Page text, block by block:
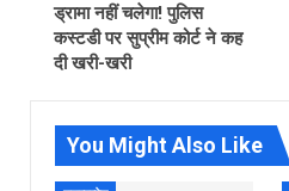
ड्रामा नहीं चलेगा! पुलिस
कस्टडी पर सुप्रीम कोर्ट ने कह
दी खरी-खरी
You Might Also Like